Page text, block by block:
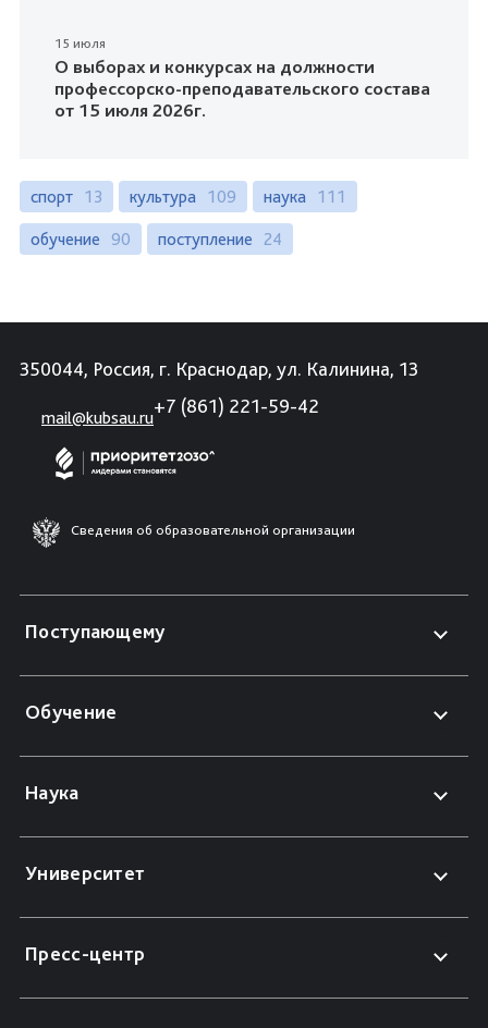
15 июля
О выборах и конкурсах на должности
профессорско-преподавательского состава
от 15 июля 2026г.
спорт 13 культура 109 наука 111
обучение 90 поступление 24
350044, Россия, г. Краснодар, ул. Калинина, 13
mail@kubsau.ru
+7 (861) 221-59-42
Сведения об образовательной организации
Поступающему
Обучение
Наука
Университет
Пресс-центр